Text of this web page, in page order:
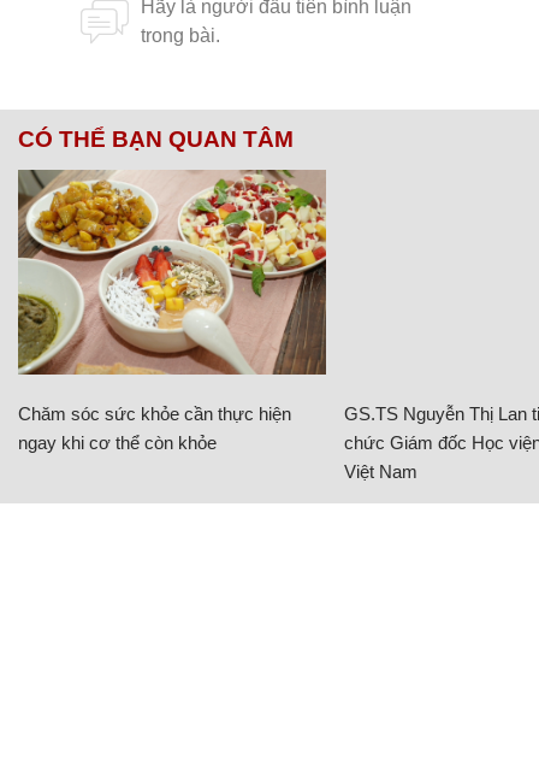
CÓ THỂ BẠN QUAN TÂM
Chăm sóc sức khỏe cần thực hiện
ngay khi cơ thể còn khỏe
GS.TS Nguyễn Thị Lan
chức Giám đốc Học
Việt Nam